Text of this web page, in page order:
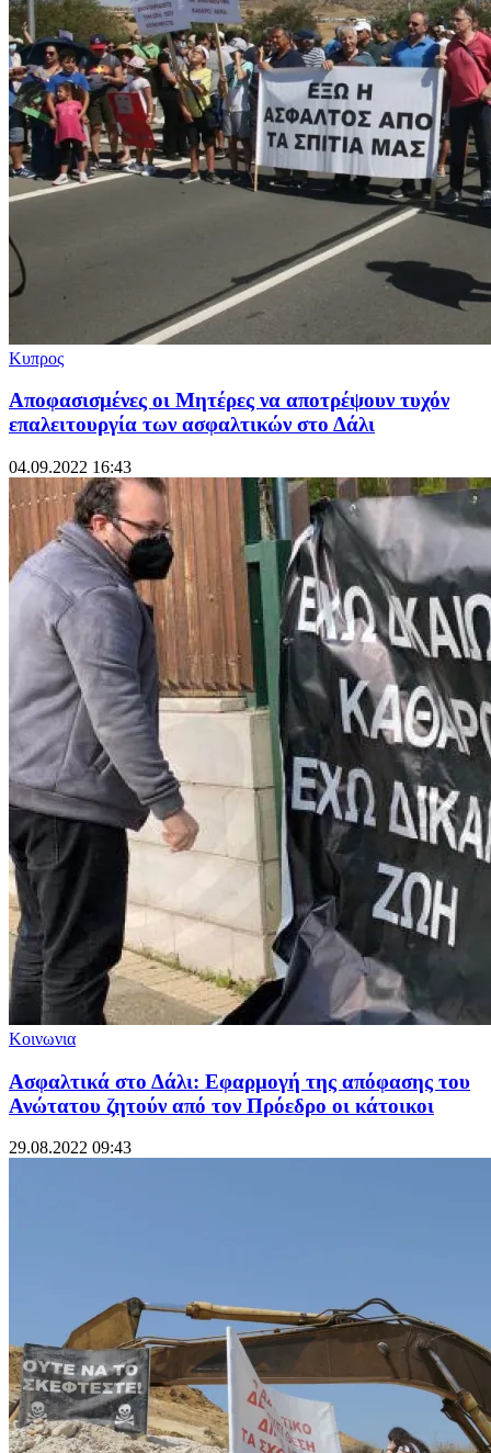
Κυπρος
Αποφασισμένες οι Μητέρες να αποτρέψουν τυχόν
επαλειτουργία των ασφαλτικών στο Δάλι
04.09.2022 16:43
Κοινωνια
Ασφαλτικά στο Δάλι: Εφαρμογή της απόφασης του
Ανώτατου ζητούν από τον Πρόεδρο οι κάτοικοι
29.08.2022 09:43